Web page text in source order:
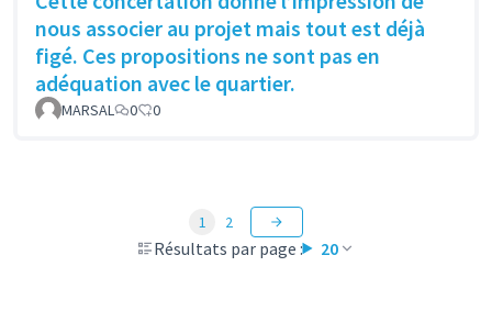
nous associer au projet mais tout est déjà
figé. Ces propositions ne sont pas en
adéquation avec le quartier.
MARSAL 0 0
Résultats par page : 20
1 2